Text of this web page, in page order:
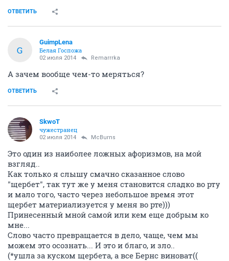
ОТВЕТИТЬ
G
GuimpLena
Белая Госпожа
02 июля 2014 Remarrrka
А зачем вообще чем-то меряться?
ОТВЕТИТЬ
SkwоT
чужестранец
02 июля 2014 McBurns
Это один из наиболее ложных афоризмов, на мой
взгляд..
Как только я слышу смачно сказанное слово
"щербет", так тут же у меня становится сладко во рту
и мало того, часто через небольшое время этот
щербет материализуется у меня во рте)))
Принесенный мной самой или кем еще добрым ко
мне...
Слово часто превращается в дело, чаще, чем мы
можем это осознать... И это и благо, и зло..
(*ушла за куском щербета, а все Бернс виноват((